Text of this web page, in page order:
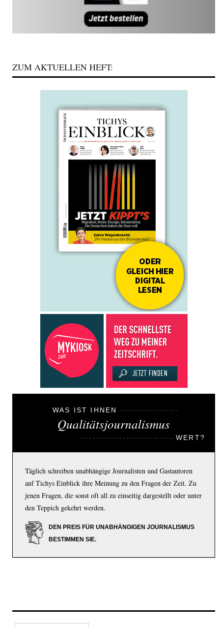
ZUM AKTUELLEN HEFT:
WAS IST IHNEN
Qualitätsjournalismus
WERT?
Täglich schreiben unabhängige Journalisten und Gastautoren
auf Tichys Einblick ihre Meinung zu den Fragen der Zeit. Zu
jenen Fragen, die sonst oft all zu einseitig dargestellt oder unter
den Teppich gekehrt werden.
DEN PREIS FÜR UNABHÄNGIGEN JOURNALISMUS
BESTIMMEN SIE.